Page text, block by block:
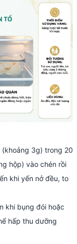
(khoảng 3g) trong 20
hộp) vào chén rồi
khi yến nở đều, to
khi bụng đói hoặc
hấp thu dưỡng